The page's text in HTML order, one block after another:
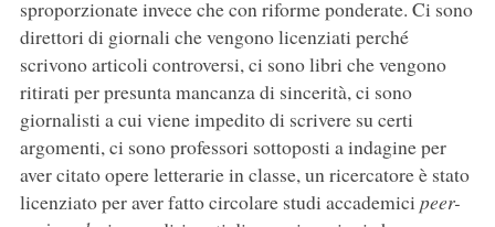
sproporzionate invece che con riforme ponderate. Ci sono
direttori di giornali che vengono licenziati perché
scrivono articoli controversi, ci sono libri che vengono
ritirati per presunta mancanza di sincerità, ci sono
giornalisti a cui viene impedito di scrivere su certi
argomenti, ci sono professori sottoposti a indagine per
aver citato opere letterarie in classe, un ricercatore è stato
licenziato per aver fatto circolare studi accademici peer-